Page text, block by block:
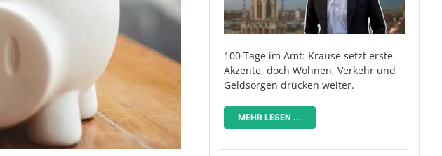
100 Tage im Amt: Krause setzt erste
Akzente, doch Wohnen, Verkehr und
Geldsorgen drücken weiter.
MEHR LESEN ...